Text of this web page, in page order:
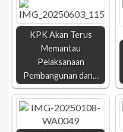
KPK Akan Terus
Memantau
Pelaksanaan
Pembangunan dan…